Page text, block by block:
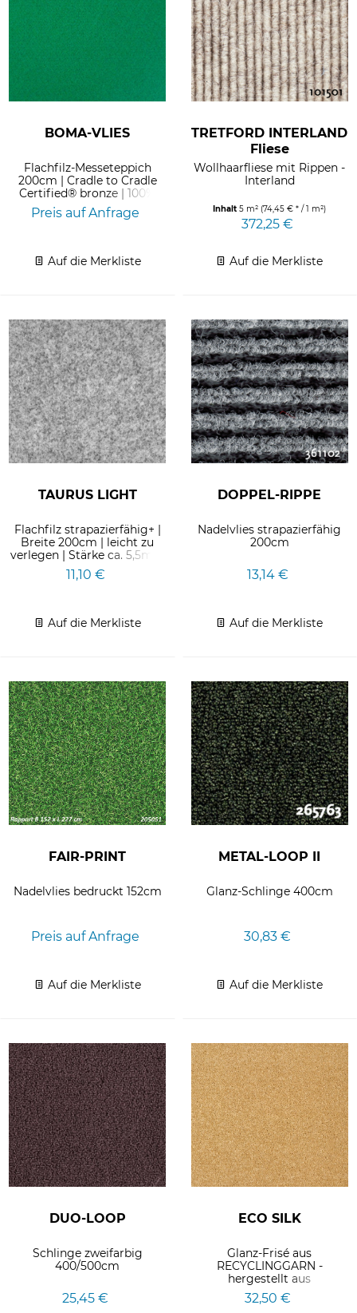
BOMA-VLIES
Flachfilz-Messeteppich
200cm | Cradle to Cradle
Certified® bronze | 100%
wiederverwertbar | 23%...
Preis auf Anfrage
Auf die Merkliste
TRETFORD INTERLAND
Fliese
Wollhaarfliese mit Rippen -
Interland
Inhalt5 m² (74,45 € * / 1 m²)
372,25 €
Auf die Merkliste
TAURUS LIGHT
Flachfilz strapazierfähig+ |
Breite 200cm | leicht zu
verlegen | Stärke ca. 5,5mm
11,10 €
Auf die Merkliste
DOPPEL-RIPPE
Nadelvlies strapazierfähig
200cm
13,14 €
Auf die Merkliste
FAIR-PRINT
Nadelvlies bedruckt 152cm
Preis auf Anfrage
Auf die Merkliste
METAL-LOOP II
Glanz-Schlinge 400cm
30,83 €
Auf die Merkliste
DUO-LOOP
Schlinge zweifarbig
400/500cm
25,45 €
ECO SILK
Glanz-Frisé aus
RECYCLINGGARN -
hergestellt aus
Kunststoffabfällen.
Bahnenware in 400cm
32,50 €